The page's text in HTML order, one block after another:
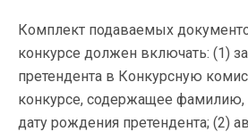
Комплект подаваемых
конкурсе должен включать: (1)
претендента в Конкурсную
конкурсе, содержащее фамилию,
дату рождения претендента; (2)